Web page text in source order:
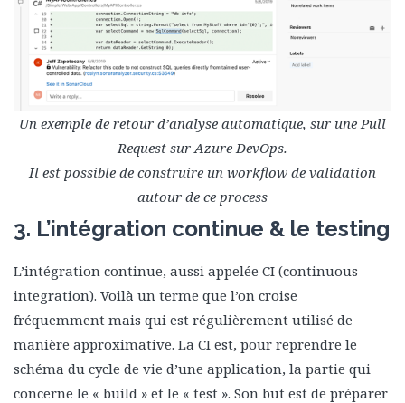
Un exemple de retour d’analyse automatique, sur une Pull
Request sur Azure DevOps.
Il est possible de construire un workflow de validation
autour de ce process
3. L’intégration continue & le testing
L’intégration continue, aussi appelée CI (continuous
integration). Voilà un terme que l’on croise
fréquemment mais qui est régulièrement utilisé de
manière approximative. La CI est, pour reprendre le
schéma du cycle de vie d’une application, la partie qui
concerne le « build » et le « test ». Son but est de préparer